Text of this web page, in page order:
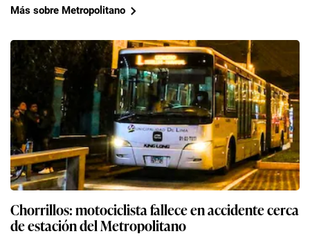
Más sobre Metropolitano
Chorrillos: motociclista fallece en accidente cerca
de estación del Metropolitano